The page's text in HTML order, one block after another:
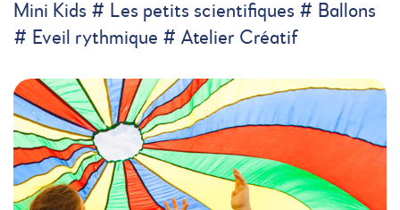
Mini Kids # Les petits scientifiques # Ballons
# Eveil rythmique # Atelier Créatif